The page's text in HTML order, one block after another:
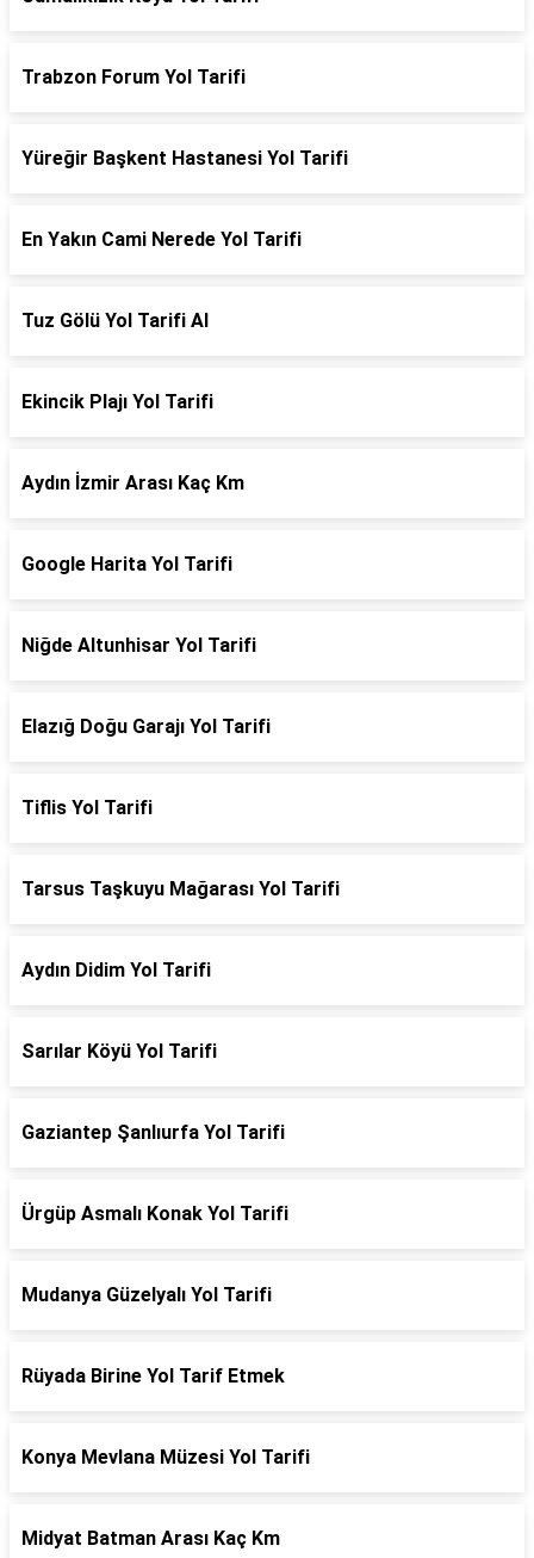
Trabzon Forum Yol Tarifi
Yüreğir Başkent Hastanesi Yol Tarifi
En Yakın Cami Nerede Yol Tarifi
Tuz Gölü Yol Tarifi Al
Ekincik Plajı Yol Tarifi
Aydın İzmir Arası Kaç Km
Google Harita Yol Tarifi
Niğde Altunhisar Yol Tarifi
Elazığ Doğu Garajı Yol Tarifi
Tiflis Yol Tarifi
Tarsus Taşkuyu Mağarası Yol Tarifi
Aydın Didim Yol Tarifi
Sarılar Köyü Yol Tarifi
Gaziantep Şanlıurfa Yol Tarifi
Ürgüp Asmalı Konak Yol Tarifi
Mudanya Güzelyalı Yol Tarifi
Rüyada Birine Yol Tarif Etmek
Konya Mevlana Müzesi Yol Tarifi
Midyat Batman Arası Kaç Km